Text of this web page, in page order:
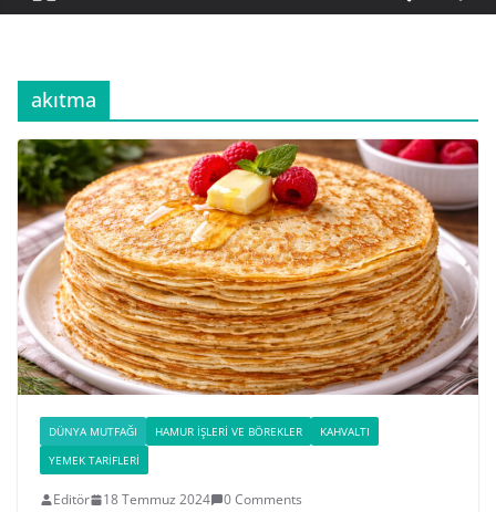
akıtma
DÜNYA MUTFAĞI HAMUR İŞLERI VE BÖREKLER
KAHVALTI
YEMEK TARIFLERI
Editör 18 Temmuz 2024
0 Comments